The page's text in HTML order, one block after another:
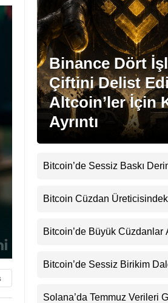
Binance Dört
Çiftini Delist
Altcoin’ler İçin
Ayrıntı
Bitcoin’de Sessiz Baskı
Henüz Yok
Bitcoin Cüzdan
Belirsizliğini Koruyor
Bitcoin’de Büyük Cüzdanlar
Dolar Senaryosuna mı
Bitcoin’de Sessiz Birikim
Toplarken ETF’lere 750
Solana’da Temmuz Verileri